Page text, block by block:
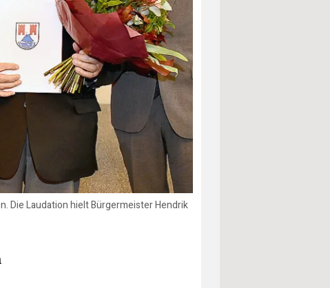
Die Laudation hielt Bürgermeister Hendrik